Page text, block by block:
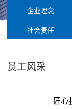
企业理念
社会责任
员工风采
匠心